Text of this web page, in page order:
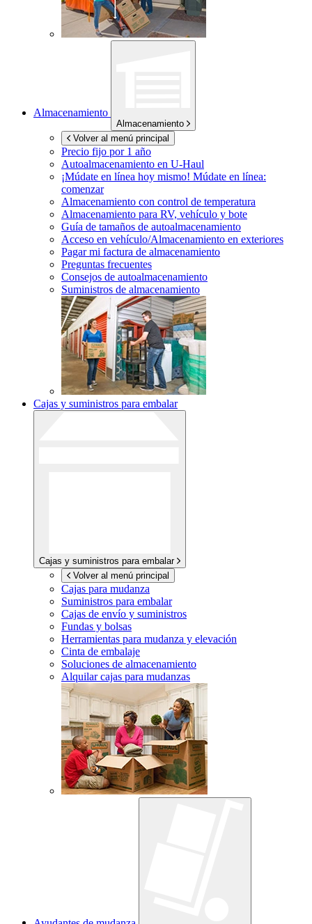
Almacenamiento
Almacenamiento
Volver al menú principal
Precio fijo por 1 año
Autoalmacenamiento en U-Haul
¡Múdate en línea hoy mismo! Múdate en línea:
comenzar
Almacenamiento con control de temperatura
Almacenamiento para RV, vehículo y bote
Guía de tamaños de autoalmacenamiento
Acceso en vehículo/Almacenamiento en exteriores
Pagar mi factura de almacenamiento
Preguntas frecuentes
Consejos de autoalmacenamiento
Suministros de almacenamiento
Cajas y suministros para embalar
Cajas y suministros para embalar
Volver al menú principal
Cajas para mudanza
Suministros para embalar
Cajas de envío y suministros
Fundas y bolsas
Herramientas para mudanza y elevación
Cinta de embalaje
Soluciones de almacenamiento
Alquilar cajas para mudanzas